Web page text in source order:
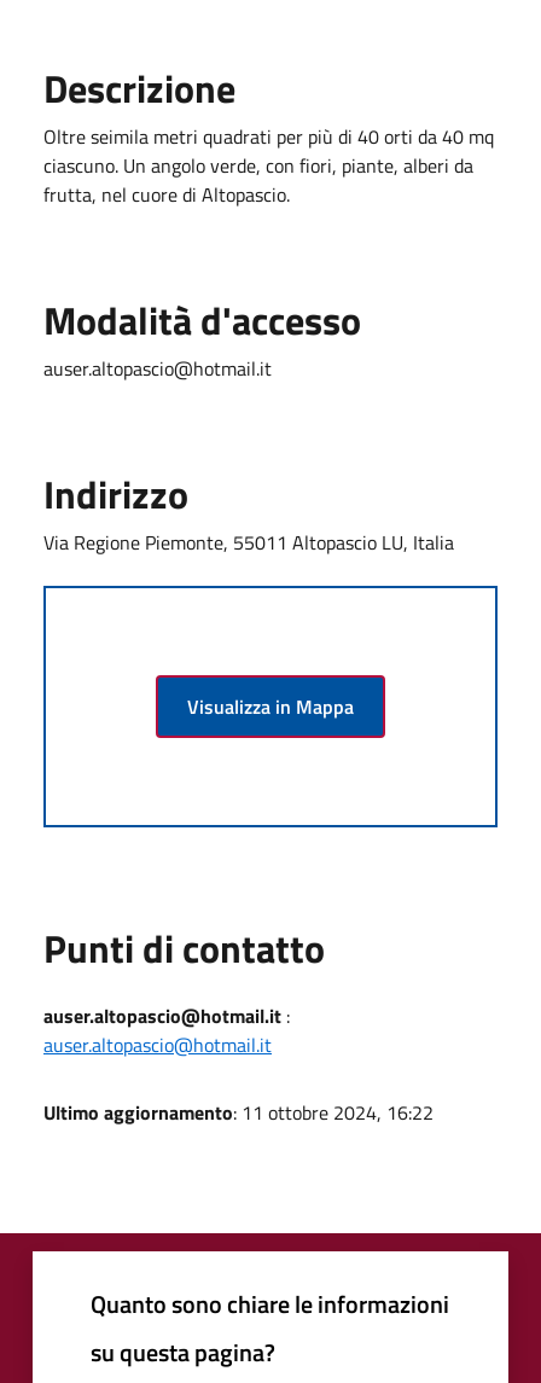
Descrizione
Oltre seimila metri quadrati per più di 40 orti da 40 mq
ciascuno. Un angolo verde, con fiori, piante, alberi da
frutta, nel cuore di Altopascio.
Modalità d'accesso
auser.altopascio@hotmail.it
Indirizzo
Via Regione Piemonte, 55011 Altopascio LU, Italia
Visualizza in Mappa
Punti di contatto
auser.altopascio@hotmail.it :
auser.altopascio@hotmail.it
Ultimo aggiornamento: 11 ottobre 2024, 16:22
Quanto sono chiare le informazioni
su questa pagina?